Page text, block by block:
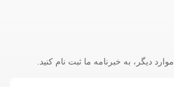
دیگر، به خبرنامه ما ثبت نام کنید.